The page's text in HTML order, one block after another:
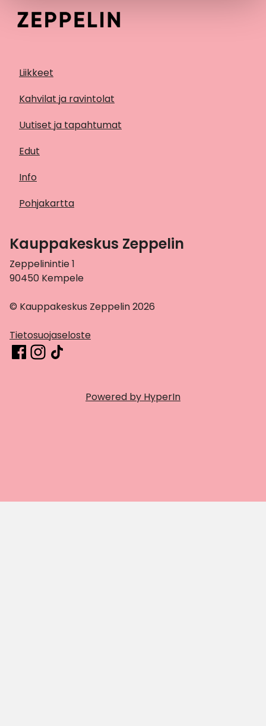
Liikkeet
Kahvilat ja ravintolat
Uutiset ja tapahtumat
Edut
Info
Pohjakartta
Kauppakeskus Zeppelin
Zeppelinintie 1
90450 Kempele
© Kauppakeskus Zeppelin 2026
Tietosuojaseloste
Powered by HyperIn